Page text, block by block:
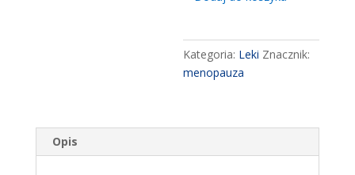
230,8
30
tabletek
powlekanych
gorąca
Kategoria: Leki Znacznik:
menopauza
Opis